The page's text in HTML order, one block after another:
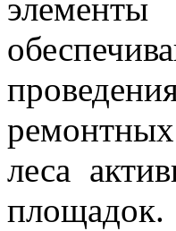
леса
площадок.